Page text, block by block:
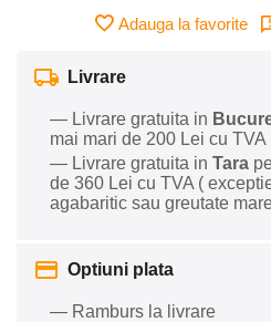
Adauga la favorite
Livrare
— Livrare gratuita in
mai mari de 200 Lei cu TVA
— Livrare gratuita in Tara
de 360 Lei cu TVA (
agabaritic sau greutate
Optiuni plata
— Ramburs la livrare